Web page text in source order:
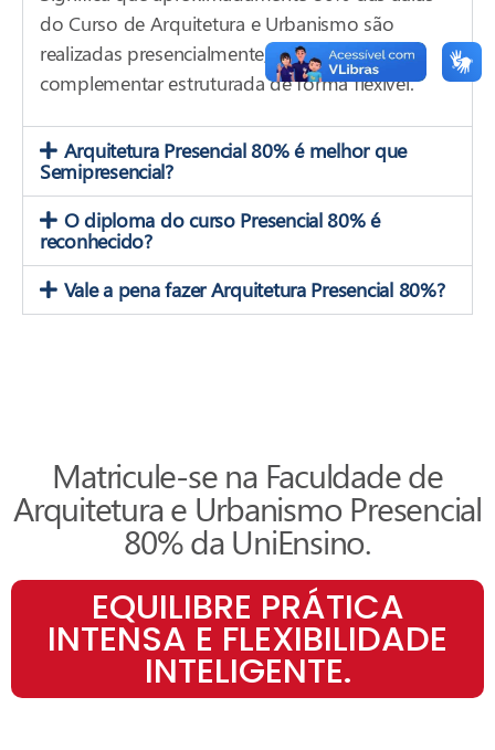
do Curso de Arquitetura e Urbanismo são
realizadas presencialmente, com parte
complementar estruturada de forma flexível.
Arquitetura Presencial 80% é melhor que
Semipresencial?
O diploma do curso Presencial 80% é
reconhecido?
Vale a pena fazer Arquitetura Presencial 80%?
Matricule-se na Faculdade de
Arquitetura e Urbanismo Presencial
80% da UniEnsino.
EQUILIBRE PRÁTICA
INTENSA E FLEXIBILIDADE
INTELIGENTE.